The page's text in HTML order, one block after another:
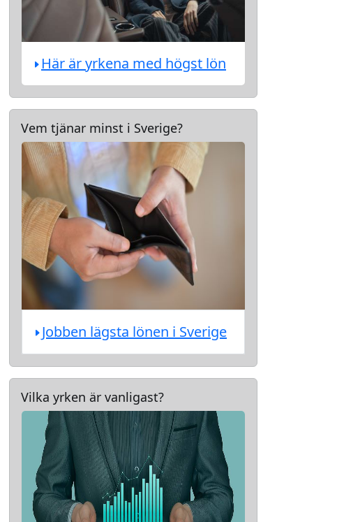
Här är yrkena med högst lön
Vem tjänar minst i Sverige?
Jobben lägsta lönen i Sverige
Vilka yrken är vanligast?